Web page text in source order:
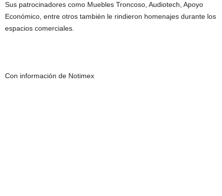
Sus patrocinadores como Muebles Troncoso, Audiotech, Apoyo
Económico, entre otros también le rindieron homenajes durante los
espacios comerciales.
Con información de Notimex